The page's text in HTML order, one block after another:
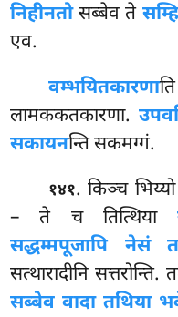
निहीनतोसब्बेव ते
एव.
वम्भयितकारणा
लामककतकारणा.
सकायनन्ति सकमग्गं.
१४१. किञ्च
– ते च तित्थिया
सद्धम्मपूजापि नेसं
सत्थारादीनि
सब्बेव वादा तथिया